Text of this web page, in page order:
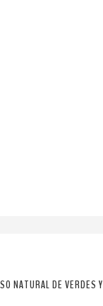
NATURAL DE VERDES